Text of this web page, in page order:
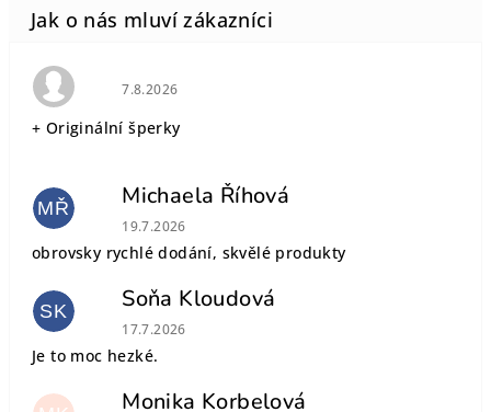
Hodnocení obchodu je 5 z 5 hvězdiček.
7.8.2026
+ Originální šperky
MŘ Michaela Říhová
Hodnocení obchodu je 5 z 5 hvězdiček.
19.7.2026
obrovsky rychlé dodání, skvělé produkty
SK Soňa Kloudová
Hodnocení obchodu je 5 z 5 hvězdiček.
17.7.2026
Je to moc hezké.
Monika Korbelová